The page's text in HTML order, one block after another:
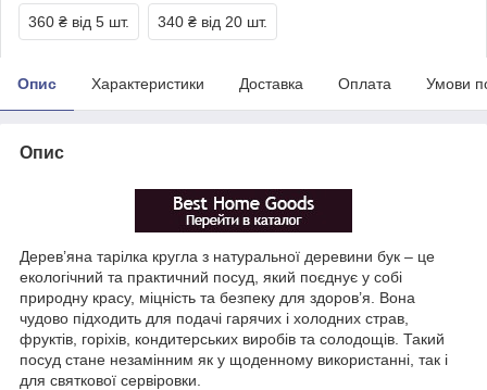
360 ₴ від 5 шт. 340 ₴ від 20 шт.
Опис Характеристики Доставка Оплата Умови
Опис
Дерев’яна тарілка кругла з натуральної деревини бук – це
екологічний та практичний посуд, який поєднує у собі
природну красу, міцність та безпеку для здоров’я. Вона
чудово підходить для подачі гарячих і холодних страв,
фруктів, горіхів, кондитерських виробів та солодощів. Такий
посуд стане незамінним як у щоденному використанні, так і
для святкової сервіровки.